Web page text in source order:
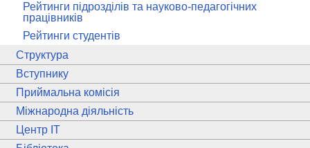
Рейтинги підрозділів та науково-педагогічних
працівників
Рейтинги студентів
Структура
Вступнику
Приймальна комісія
Міжнародна діяльність
Центр ІТ